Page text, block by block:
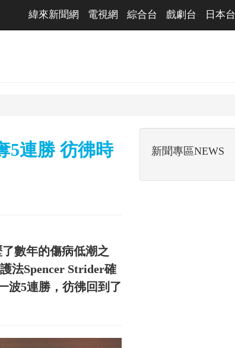
緯來新聞網 電視網 綜合台 戲劇台 日本台
5連勝 彷彿時
數年的傷病低潮之
法Spencer Strider確
波5連勝，彷彿回到了
新聞專區NEWS